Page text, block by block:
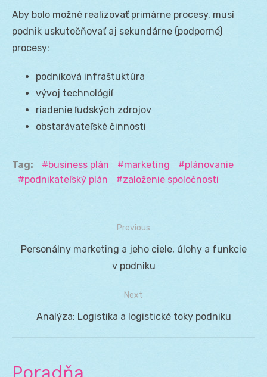
Aby bolo možné realizovať primárne procesy, musí
podnik uskutočňovať aj sekundárne (podporné)
procesy:
podniková infraštuktúra
vývoj technológií
riadenie ľudských zdrojov
obstarávateľské činnosti
Tag: business plán marketing
plánovanie
podnikateľský plán
založenie spoločnosti
Navigácia
Previous
Previous
Personálny marketing a jeho ciele, úlohy a funkcie
v podniku
Next
Next
Analýza: Logistika a logistické toky podniku
Poradňa